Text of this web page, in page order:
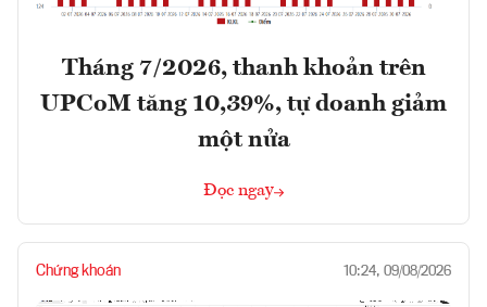
Tháng 7/2026, thanh khoản trên
UPCoM tăng 10,39%, tự doanh giảm
một nửa
Đọc ngay
Chứng khoán 10:24, 09/08/2026